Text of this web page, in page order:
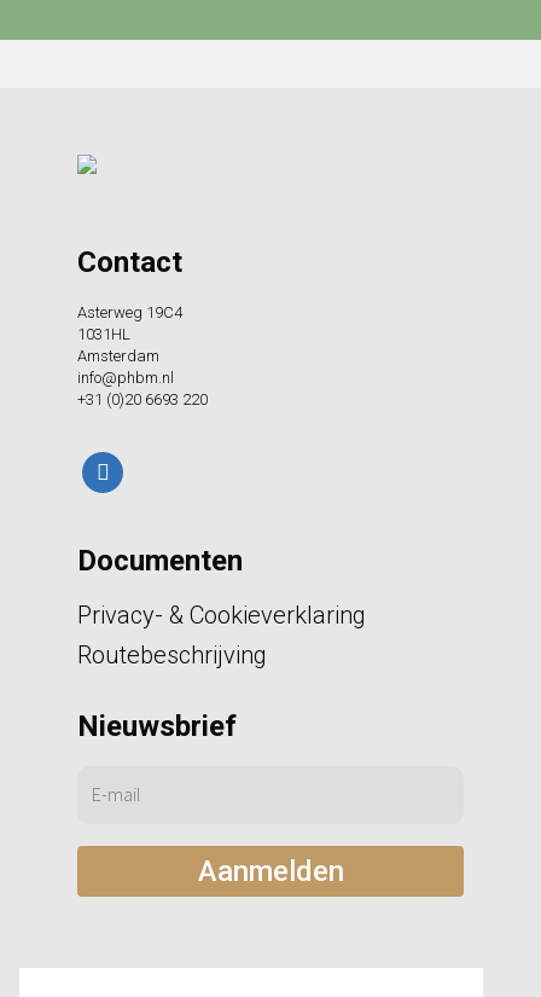
Contact
Asterweg 19C4
1031HL
Amsterdam
info@phbm.nl
+31 (0)20 6693 220
linkedin
Documenten
Privacy- & Cookieverklaring
Routebeschrijving
Nieuwsbrief